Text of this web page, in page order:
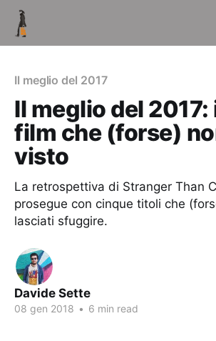
Il meglio del 2017
Il meglio del
film che (forse)
visto
La retrospettiva di Stranger Than
prosegue con cinque titoli che
lasciati sfuggire.
Davide Sette
08 gen 2018 • 6 min read